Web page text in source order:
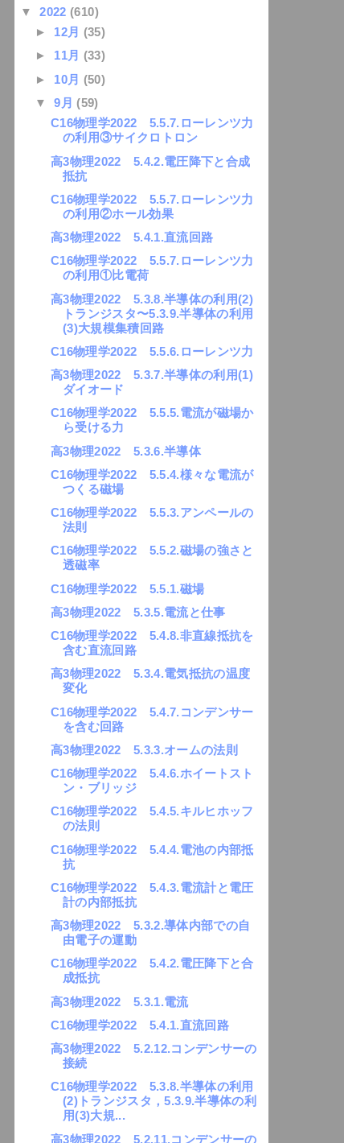
▼2022 (610)
► 12月 (35)
► 11月 (33)
► 10月 (50)
▼9月 (59)
C16物理学2022 5.5.7.ローレンツ力
の利用③サイクロトロン
高3物理2022 5.4.2.電圧降下と合成
抵抗
C16物理学2022 5.5.7.ローレンツ力
の利用②ホール効果
高3物理2022 5.4.1.直流回路
C16物理学2022 5.5.7.ローレンツ力
の利用①比電荷
高3物理2022 5.3.8.半導体の利用(2)
トランジスタ〜5.3.9.半導体の利用
(3)大規模集積回路
C16物理学2022 5.5.6.ローレンツ力
高3物理2022 5.3.7.半導体の利用(1)
ダイオード
C16物理学2022 5.5.5.電流が磁場か
ら受ける力
高3物理2022 5.3.6.半導体
C16物理学2022 5.5.4.様々な電流が
つくる磁場
C16物理学2022 5.5.3.アンペールの
法則
C16物理学2022 5.5.2.磁場の強さと
透磁率
C16物理学2022 5.5.1.磁場
高3物理2022 5.3.5.電流と仕事
C16物理学2022 5.4.8.非直線抵抗を
含む直流回路
高3物理2022 5.3.4.電気抵抗の温度
変化
C16物理学2022 5.4.7.コンデンサー
を含む回路
高3物理2022 5.3.3.オームの法則
C16物理学2022 5.4.6.ホイートスト
ン・ブリッジ
C16物理学2022 5.4.5.キルヒホッフ
の法則
C16物理学2022 5.4.4.電池の内部抵
抗
C16物理学2022 5.4.3.電流計と電圧
計の内部抵抗
高3物理2022 5.3.2.導体内部での自
由電子の運動
C16物理学2022 5.4.2.電圧降下と合
成抵抗
高3物理2022 5.3.1.電流
C16物理学2022 5.4.1.直流回路
高3物理2022 5.2.12.コンデンサーの
接続
C16物理学2022 5.3.8.半導体の利用
(2)トランジスタ，5.3.9.半導体の利
用(3)大規...
高3物理2022 5.2.11.コンデンサーの